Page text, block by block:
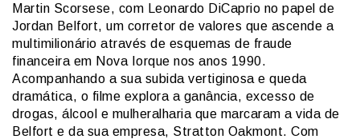
Martin Scorsese, com Leonardo DiCaprio no papel de
Jordan Belfort, um corretor de valores que ascende a
multimilionário através de esquemas de fraude
financeira em Nova Iorque nos anos 1990.
Acompanhando a sua subida vertiginosa e queda
dramática, o filme explora a ganância, excesso de
drogas, álcool e mulheralharia que marcaram a vida de
Belfort e da sua empresa, Stratton Oakmont. Com